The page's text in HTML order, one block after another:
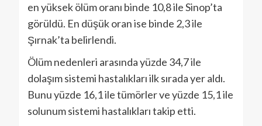
en yüksek ölüm oranı binde 10,8 ile Sinop’ta
görüldü. En düşük oran ise binde 2,3 ile
Şırnak’ta belirlendi.
Ölüm nedenleri arasında yüzde 34,7 ile
dolaşım sistemi hastalıkları ilk sırada yer aldı.
Bunu yüzde 16,1 ile tümörler ve yüzde 15,1 ile
solunum sistemi hastalıkları takip etti.